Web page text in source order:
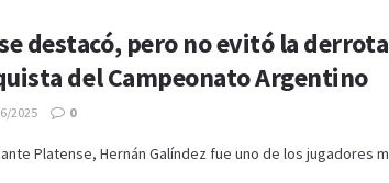
destacó, pero no evitó la
del Campeonato Argentino
2025 0
Platense, Hernán Galíndez fue uno de los jugadores